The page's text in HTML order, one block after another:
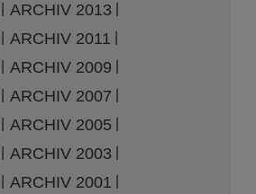
ARCHIV 2013
ARCHIV 2011
ARCHIV 2009
ARCHIV 2007
ARCHIV 2005
ARCHIV 2003
ARCHIV 2001